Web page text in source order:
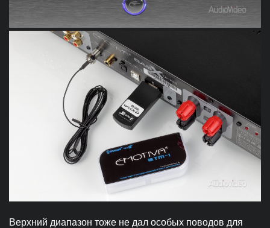
Верхний диапазон тоже не дал особых поводов для